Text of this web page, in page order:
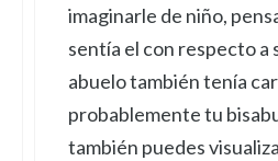
imaginarle de niño,
sentía el con respecto a
abuelo también tenía
probablemente tu
también puedes